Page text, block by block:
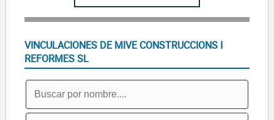
VINCULACIONES DE MIVE CONSTRUCCIONS I
REFORMES SL